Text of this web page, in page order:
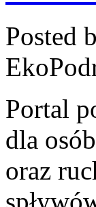
Posted
Portal
dla
oraz